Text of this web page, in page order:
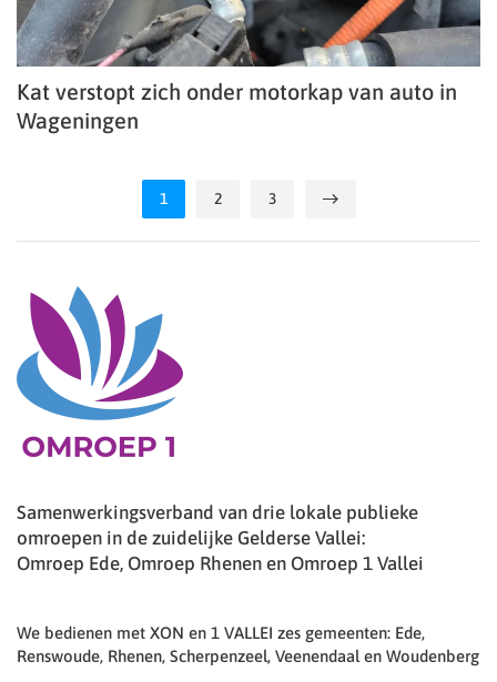
Kat verstopt zich onder motorkap van auto in
Wageningen
1 2 3
Samenwerkingsverband van drie lokale publieke
omroepen in de zuidelijke Gelderse Vallei:
Omroep Ede, Omroep Rhenen en Omroep 1 Vallei
We bedienen met XON en 1 VALLEI zes gemeenten: Ede,
Renswoude, Rhenen, Scherpenzeel, Veenendaal en Woudenberg